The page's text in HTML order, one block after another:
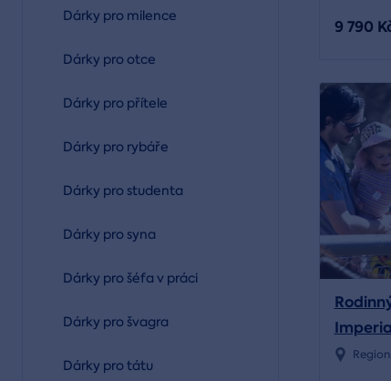
Dárky pro milence
Dárky pro otce
Dárky pro přítele
Dárky pro rybáře
Dárky pro studenta
Dárky pro syna
Dárky pro šéfa v práci
Dárky pro švagra
Dárky pro tátu
9 790
Region: